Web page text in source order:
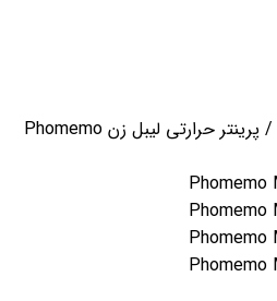
/ پرینتر حرارتی لیبل زن Phomemo